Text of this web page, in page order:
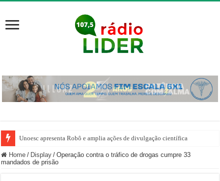
Unoesc apresenta Robô e amplia ações de divulgação científica
Home / Display / Operação contra o tráfico de drogas cumpre 33
mandados de prisão